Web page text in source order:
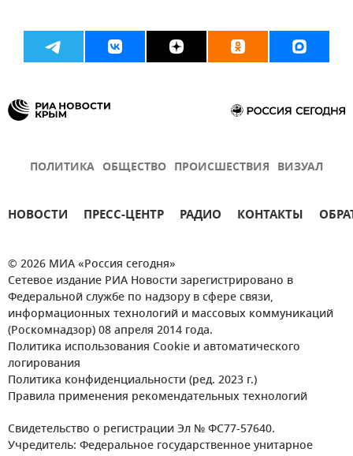
ПОЛИТИКА ОБЩЕСТВО ПРОИСШЕСТВИЯ ВИЗУАЛ
НОВОСТИ ПРЕСС-ЦЕНТР РАДИО КОНТАКТЫ
© 2026 МИА «Россия сегодня»
Сетевое издание РИА Новости зарегистрировано в
Федеральной службе по надзору в сфере связи,
информационных технологий и массовых коммуникаций
(Роскомнадзор) 08 апреля 2014 года.
Политика использования Cookie и автоматического
логирования
Политика конфиденциальности (ред. 2023 г.)
Правила применения рекомендательных технологий
Свидетельство о регистрации Эл № ФС77-57640.
Учредитель: Федеральное государственное унитарное